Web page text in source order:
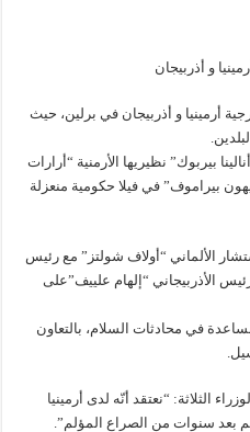
و أذربيجان
أرمينيا و أذربيجان في برلين، حيث
بيربوك” نظيريها الأرمنية “أرارات
بيراموف” في فيلا حكومية منعزلة
الألماني “أولاف شولتز” مع رئيس
الأذربيجاني “إلهام علييف”على
في محادثات السلام، بالتعاون
الثلاثة: “نعتقد أنّه لدى أرمينيا
بعد سنوات من الصراع المؤلم”.